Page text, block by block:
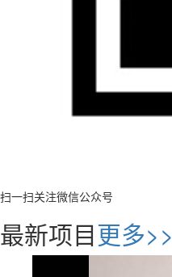
扫一扫关注微信公众号
最新项目更多>>